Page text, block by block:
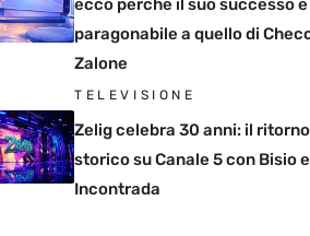
ecco perché il suo successo è
paragonabile a quello di
Zalone
TELEVISIONE
Zelig celebra 30 anni: il ritorno
storico su Canale 5 con Bisio e
Incontrada